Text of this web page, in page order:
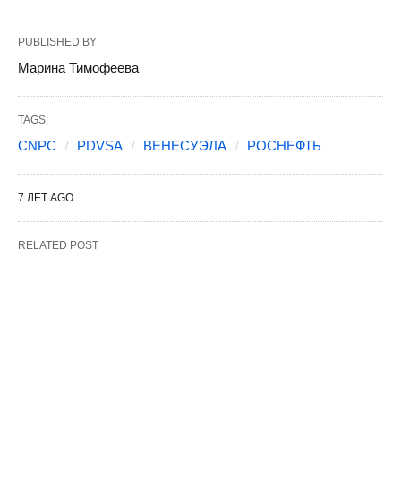
PUBLISHED BY
Марина Тимофеева
TAGS:
CNPC PDVSA ВЕНЕСУЭЛА РОСНЕФТЬ
7 ЛЕТ AGO
RELATED POST